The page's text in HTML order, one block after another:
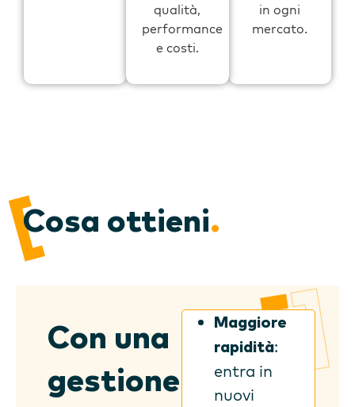
in ogni
mercato.
qualità,
performance
e costi.
Cosa ottieni.
Con una
gestione
Maggiore
rapidità:
entra in
nuovi